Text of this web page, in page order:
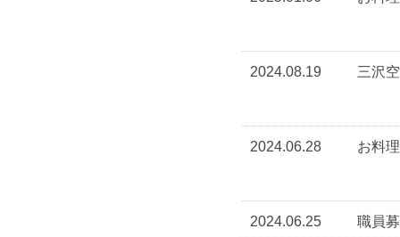
2024.08.19 三沢
2024.06.28 お料
2024.06.25 職員